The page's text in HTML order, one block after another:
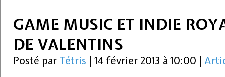
GAME MUSIC ET INDIE
DE VALENTINS
Posté par Tétris 14 février 2013 à 10:00